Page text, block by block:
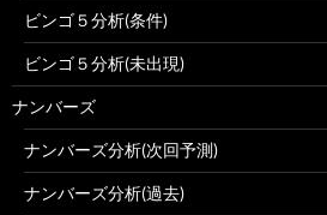
ビンゴ５分析(条件)
ビンゴ５分析(未出現)
ナンバーズ
ナンバーズ分析(次回予測)
ナンバーズ分析(過去)